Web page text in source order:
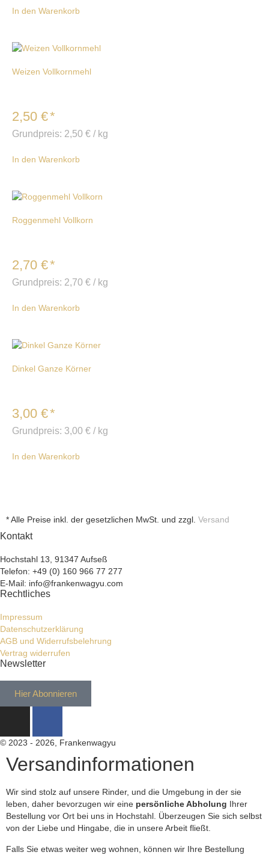
In den Warenkorb
Weizen Vollkornmehl
2,50 €*
Grundpreis: 2,50 € / kg
In den Warenkorb
Roggenmehl Vollkorn
2,70 €*
Grundpreis: 2,70 € / kg
In den Warenkorb
Dinkel Ganze Körner
3,00 €*
Grundpreis: 3,00 € / kg
In den Warenkorb
* Alle Preise inkl. der gesetzlichen MwSt. und zzgl. Versand
Kontakt
Hochstahl 13, 91347 Aufseß
Telefon: +49 (0) 160 966 77 277
E-Mail: info@frankenwagyu.com
Rechtliches
Impressum
Datenschutzerklärung
AGB und Widerrufsbelehrung
Vertrag widerrufen
Newsletter
Hier Abonnieren
© 2023 - 2026, Frankenwagyu
Versandinformationen
Wir sind stolz auf unsere Rinder, und die Umgebung in der sie
leben, daher bevorzugen wir eine persönliche Abholung Ihrer
Bestellung vor Ort bei uns in Hochstahl. Überzeugen Sie sich selbst
von der Liebe und Hingabe, die in unsere Arbeit fließt.
Falls Sie etwas weiter weg wohnen, können wir Ihre Bestellung